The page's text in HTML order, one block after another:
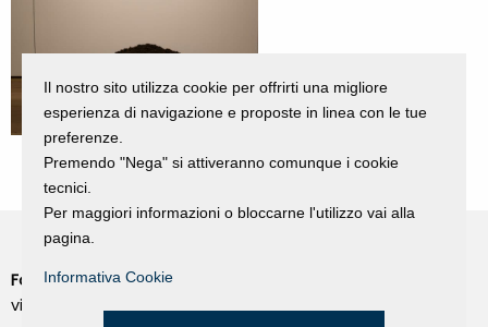
Fondazione Dino Zoli
viale Bologna 288, Forlì
Il nostro sito utilizza cookie per offrirti una migliore
esperienza di navigazione e proposte in linea con le tue
preferenze.
Premendo "Nega" si attiveranno comunque i cookie
tecnici.
Per maggiori informazioni o bloccarne l'utilizzo vai alla
pagina.
Informativa Cookie